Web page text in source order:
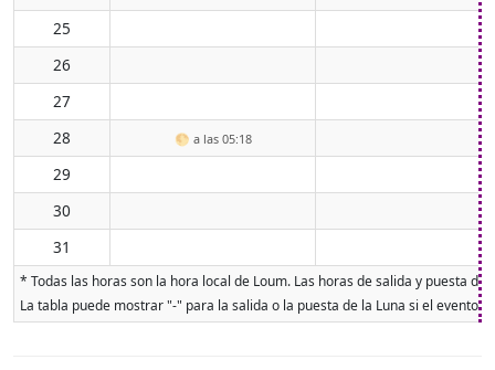
25
26
27
28
🌕 a las 05:18
29
30
31
* Todas las horas son la hora local de Loum. Las horas de salida y puesta
La tabla puede mostrar "-" para la salida o la puesta de la Luna si el evento